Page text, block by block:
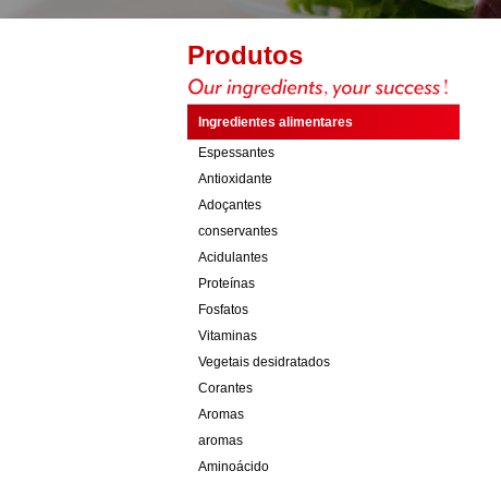
Produtos
Ingredientes alimentares
Espessantes
Antioxidante
Adoçantes
conservantes
Acidulantes
Proteínas
Fosfatos
Vitaminas
Vegetais desidratados
Corantes
Aromas
aromas
Aminoácido